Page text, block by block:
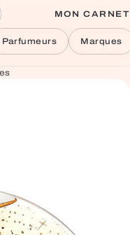
MON CARNET
Parfumeurs Marques